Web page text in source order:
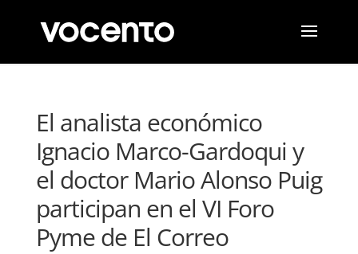
El analista económico
Ignacio Marco-Gardoqui y
el doctor Mario Alonso Puig
participan en el VI Foro
Pyme de El Correo